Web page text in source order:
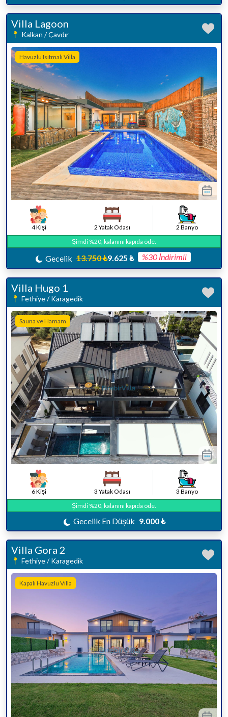
Villa Lagoon
Kalkan / Çavdır
Havuzlu Isıtmalı Villa
4 Kişi 2 Yatak Odası
2 Banyo
Şimdi %20, kalanını kapıda öde.
Gecelik 13.750 ₺9.625 ₺ %30 İndirimli
Villa Hugo 1
Fethiye / Karagedik
Sauna ve Hamam
6 Kişi 3 Yatak Odası
3 Banyo
Şimdi %20, kalanını kapıda öde.
Gecelik En Düşük 9.000 ₺
Villa Gora 2
Fethiye / Karagedik
Kapalı Havuzlu Villa